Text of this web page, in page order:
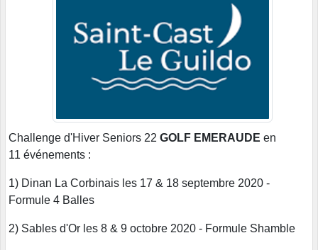
Challenge d'Hiver Seniors 22 GOLF EMERAUDE en
11 événements :
1) Dinan La Corbinais les 17 & 18 septembre 2020 -
Formule 4 Balles
2) Sables d'Or les 8 & 9 octobre 2020 - Formule Shamble